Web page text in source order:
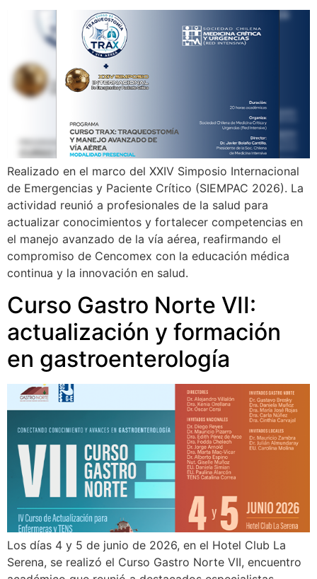
Realizado en el marco del XXIV Simposio Internacional
de Emergencias y Paciente Crítico (SIEMPAC 2026). La
actividad reunió a profesionales de la salud para
actualizar conocimientos y fortalecer competencias en
el manejo avanzado de la vía aérea, reafirmando el
compromiso de Cencomex con la educación médica
continua y la innovación en salud.
Curso Gastro Norte VII:
actualización y formación
en gastroenterología
Los días 4 y 5 de junio de 2026, en el Hotel Club La
Serena, se realizó el Curso Gastro Norte VII, encuentro